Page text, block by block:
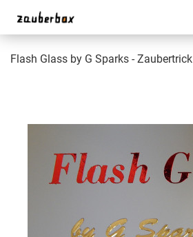
Flash Glass by G Sparks - Zaubertrick